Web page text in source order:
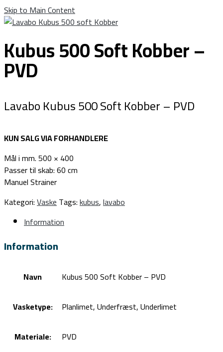
Skip to Main Content
Kubus 500 Soft Kobber –
PVD
Lavabo Kubus 500 Soft Kobber – PVD
KUN SALG VIA FORHANDLERE
Mål i mm. 500 × 400
Passer til skab: 60 cm
Manuel Strainer
Kategori:VaskeTags:kubus,lavabo
Information
Information
Navn
Kubus 500 Soft Kobber – PVD
Vasketype:
Planlimet, Underfræst, Underlimet
Materiale:
PVD